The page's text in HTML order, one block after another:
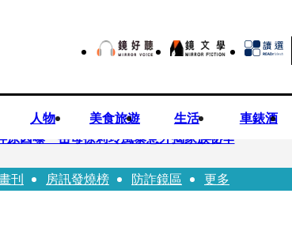
人物 美食旅遊 生活 車錶酒
原因曝 岳母徐莉玲風暴意外揭家族祕辛
出戶」 解密長子身世
刊 房訊發燒榜 防詐鏡區 更多